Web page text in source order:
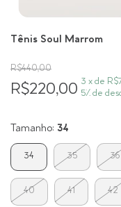
Tênis Soul Marrom
R$440,00
R$220,00 3 x de
5% de
Tamanho: 34
34 35 36
40 41 42